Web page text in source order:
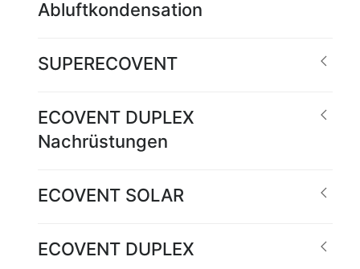
Abluftkondensation
SUPERECOVENT
ECOVENT DUPLEX
Nachrüstungen
ECOVENT SOLAR
ECOVENT DUPLEX